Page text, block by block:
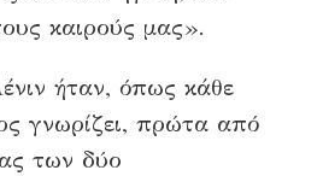
καιρούς μας».
ήταν, όπως κάθε
γνωρίζει, πρώτα από
των δύο